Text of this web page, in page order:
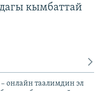
кымбаттай
– онлайн таалимдин эл